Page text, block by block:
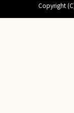
Copyright